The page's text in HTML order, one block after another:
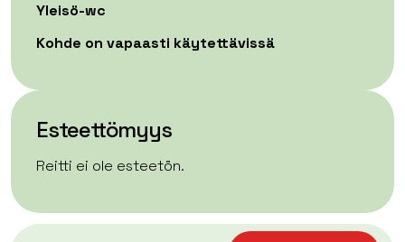
Yleisö-wc
Kohde on vapaasti käytettävissä
Esteettömyys
Reitti ei ole esteetön.
Leaflet| ©OpenStreetMap